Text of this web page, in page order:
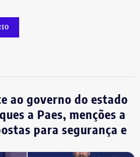
ao governo do estado
a Paes, menções a
para segurança e